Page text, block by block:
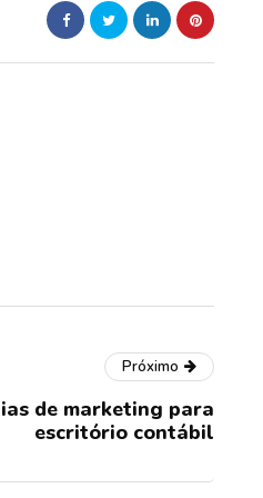
Próximo
de marketing para
escritório contábil